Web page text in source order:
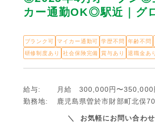
カー通勤OK◎駅近｜グ
ブランク可 マイカー通勤可 学歴不問 年齢不問
研修制度あり
社会保険完備 賞与あり 退職金あ
給与:
月給 300,000円〜350,000
勤務地:
鹿児島県曽於市財部町北俣
お気軽にお問い合わ